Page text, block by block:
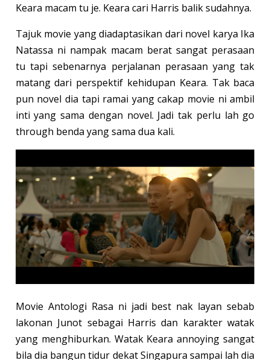
Keara macam tu je. Keara cari Harris balik sudahnya.
Tajuk movie yang diadaptasikan dari novel karya Ika
Natassa ni nampak macam berat sangat perasaan
tu tapi sebenarnya perjalanan perasaan yang tak
matang dari perspektif kehidupan Keara. Tak baca
pun novel dia tapi ramai yang cakap movie ni ambil
inti yang sama dengan novel. Jadi tak perlu lah go
through benda yang sama dua kali.
Movie Antologi Rasa ni jadi best nak layan sebab
lakonan Junot sebagai Harris dan karakter watak
yang menghiburkan. Watak Keara annoying sangat
bila dia bangun tidur dekat Singapura sampai lah dia